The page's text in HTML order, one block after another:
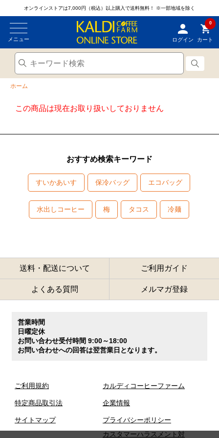
オンラインストアは7,000円（税込）以上購入で送料無料！ ※一部地域を除く
メニュー ログイン
0
カート
ホーム
この商品は現在お取り扱いしておりません
おすすめ検索キーワード
すいかあいす 保冷バッグ エコバッグ
水出しコーヒー 梅 タコス 冷麺
送料・配送について ご利用ガイド
よくある質問 メルマガ登録
営業時間
日曜定休
お問い合わせ受付時間 9:00～18:00
お問い合わせへの回答は翌営業日となります。
ご利用規約
特定商品取引法
サイトマップ
カルディコーヒーファーム
企業情報
プライバシーポリシー
カスタマーハラスメント対